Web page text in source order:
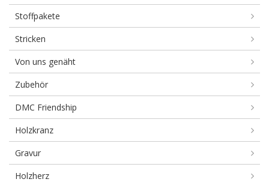
Stoffpakete
Stricken
Von uns genäht
Zubehör
DMC Friendship
Holzkranz
Gravur
Holzherz